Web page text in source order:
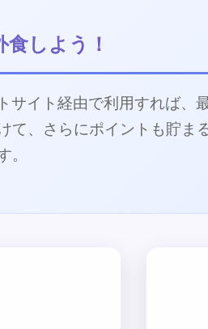
しよう！
サイト経由で利用すれば、
て、さらにポイントも貯ま
。